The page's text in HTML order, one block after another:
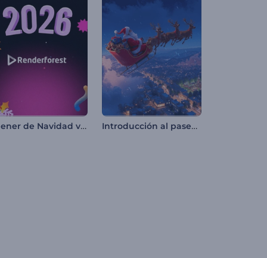
Opener de Navidad vibrante Introducción al paseo navideño de Papá Noel